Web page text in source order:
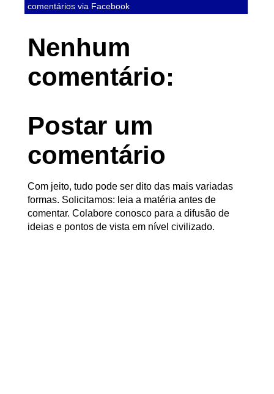
comentários via Facebook
Nenhum
comentário:
Postar um
comentário
Com jeito, tudo pode ser dito das mais variadas
formas. Solicitamos: leia a matéria antes de
comentar. Colabore conosco para a difusão de
ideias e pontos de vista em nível civilizado.